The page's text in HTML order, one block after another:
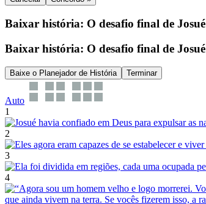
Baixar história: O desafio final de Josué
Baixar história: O desafio final de Josué
Baixe o Planejador de História Terminar
Auto
1
2
3
4